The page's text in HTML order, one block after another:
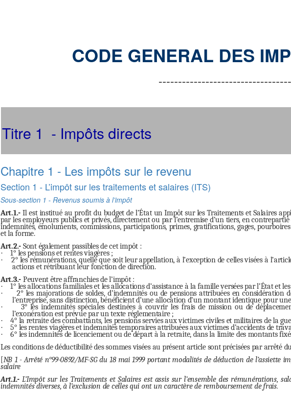
CODE GENERAL DES
Titre 1 - Impôts directs
Chapitre 1 - Les impôts sur le revenu
Section 1 - L’impôt sur les traitements et salaires (ITS)
Sous-section 1 - Revenus soumis à l’impôt
Art.1.- Il est institué au profit du budget de l’État un Impôt sur les Traitements et Salaires
par les employeurs publics et privés, directement ou par l’entremise d’un tiers, en
indemnités, émoluments, commissions, participations, primes, gratifications, gages,
et la forme.
Art.2.- Sont également passibles de cet impôt :
· 1° les pensions et rentes viagères ;
· 2° les rémunérations, quelle que soit leur appellation, à l’exception de celles visées à
actions et rétribuant leur fonction de direction.
Art.3.- Peuvent être affranchies de l’impôt :
· 1° les allocations familiales et les allocations d’assistance à la famille versées par l’État et
· 2° les majorations de soldes, d’indemnités ou de pensions attribuées en
l’entreprise, sans distinction, bénéficient d’une allocation d’un montant identique pour
· 3° les indemnités spéciales destinées à couvrir les frais de mission ou de
l’exonération est prévue par un texte réglementaire ;
· 4° la retraite des combattants, les pensions servies aux victimes civiles et militaires de la
· 5° les rentes viagères et indemnités temporaires attribuées aux victimes d’accidents de
·
6° les indemnités de licenciement ou de départ à la retraite, dans la limite des montants
Les conditions de déductibilité des sommes visées au présent article sont précisées par arrêté
[NB 1 - Arrêté n°99-0892/MF-SG du 18 mai 1999 portant modalités de déduction de l’assiette
salaire
Art.1.- L’Impôt sur les Traitements et Salaires est assis sur l’ensemble des rémunérations,
indemnités diverses, à l’exclusion de celles qui ont un caractère de remboursement de frais.